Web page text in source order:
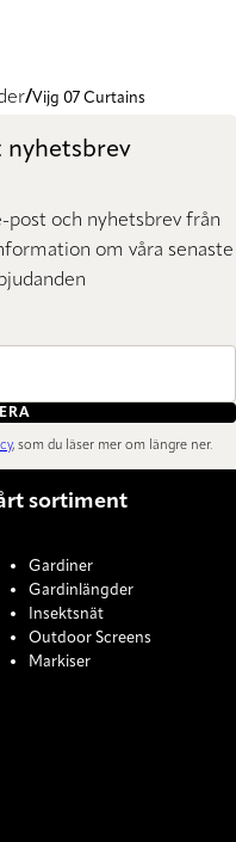
Vijg 07 Curtains
nyhetsbrev
post och nyhetsbrev från
om våra senaste
, som du läser mer om längre ner.
sortiment
Gardiner
Gardinlängder
Insektsnät
Outdoor Screens
Markiser